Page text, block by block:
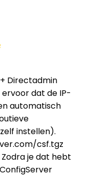
Directadmin
dat de IP-
automatisch
instellen).
csf.tgz
je dat hebt